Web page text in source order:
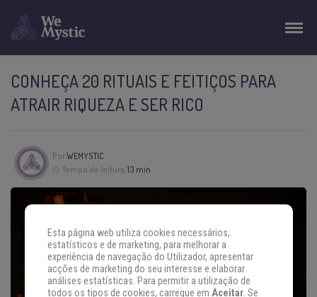
CONHEÇA 20 RITUAIS E FEITIÇOS PARA
ATRAIR RIQUEZA E SER RICO
PorWEMYSTIC
Tempo de leitura:13 min
Esta página web utiliza cookies necessários,
estatísticos e de marketing, para melhorar a
experiência de navegação do Utilizador, apresentar
acções de marketing do seu interesse e elaborar
análises estatísticas. Para permitir a utilização de
todos os tipos de cookies, carregue em Aceitar. Se